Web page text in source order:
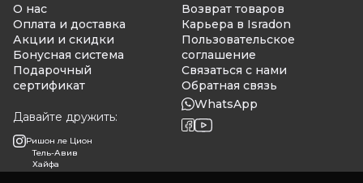
О нас
Оплата и доставка
Акции и скидки
Бонусная система
Подарочный
сертификат
Давайте дружить:
Ришон ле Цион
Тель-Авив
Хайфа
Возврат товаров
Карьера в Isradon
Пользовательское
соглашение
Связаться с нами
Обратная связь
WhatsApp